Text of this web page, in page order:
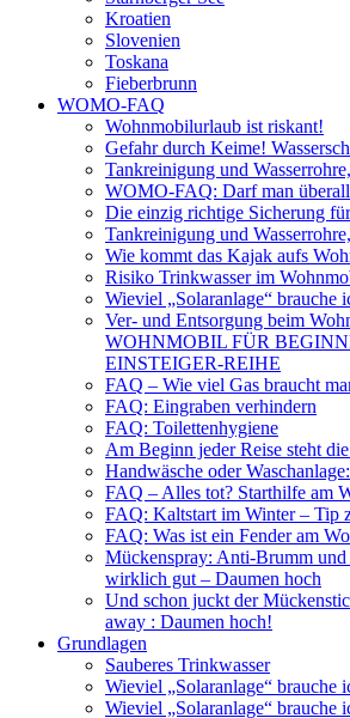
Kroatien
Slovenien
Toskana
Fieberbrunn
WOMO-FAQ
Wohnmobilurlaub ist riskant!
Gefahr durch Keime!
Tankreinigung und
WOMO-FAQ: Darf man überall
Die einzig richtige Sicherung
Tankreinigung und
Wie kommt das Kajak aufs
Risiko Trinkwasser im
Wieviel „Solaranlage“ brauche
Ver- und Entsorgung beim
WOHNMOBIL FÜR
EINSTEIGER-REIHE
FAQ – Wie viel Gas braucht
FAQ: Eingraben verhindern
FAQ: Toilettenhygiene
Am Beginn jeder Reise steht
Handwäsche oder
FAQ – Alles tot? Starthilfe am
FAQ: Kaltstart im Winter – Tip
FAQ: Was ist ein Fender am
Mückenspray: Anti-Brumm
wirklich gut – Daumen hoch
Und schon juckt der
away : Daumen hoch!
Grundlagen
Sauberes Trinkwasser
Wieviel „Solaranlage“ brauche
Wieviel „Solaranlage“ brauche